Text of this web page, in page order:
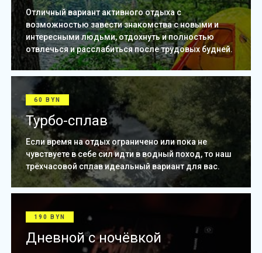
Отличный вариант активного отдыха с
возможностью завести знакомства с новыми и
интересными людьми, отдохнуть и полностью
отвлечься и расслабиться после трудовых будней.
60 BYN
Турбо-сплав
Если время на отдых ограничено или пока не
чувствуете в себе сил идти в водный поход, то наш
трёхчасовой сплав идеальный вариант для вас.
190 BYN
Дневной с ночёвкой